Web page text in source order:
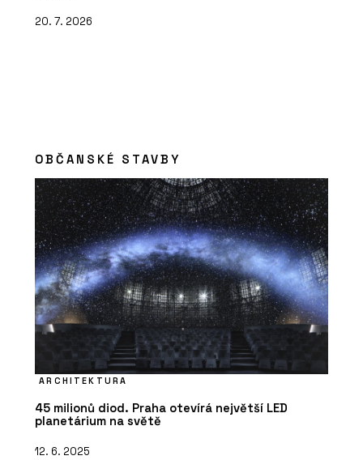
20. 7. 2026
OBČANSKÉ STAVBY
ARCHITEKTURA
45 milionů diod. Praha otevírá největší LED
planetárium na světě
12. 6. 2025